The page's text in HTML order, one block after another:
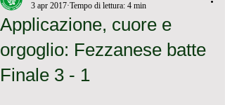
Applicazione, cuore e
orgoglio: Fezzanese batte
Finale 3 - 1
3 apr 2017 Tempo di lettura: 4 min